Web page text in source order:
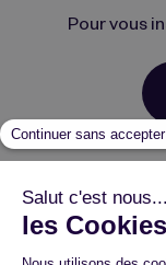
Pour vous